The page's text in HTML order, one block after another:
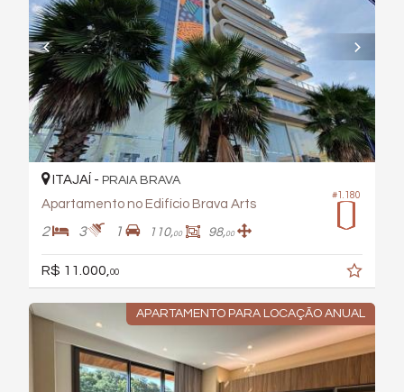
#1.180
ITAJAÍ - PRAIA BRAVA
Apartamento no Edifício Brava Arts
2 3 1 110,00 98,00
R$ 11.000, 00
APARTAMENTO PARA LOCAÇÃO ANUAL